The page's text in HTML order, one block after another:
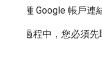
共有 3 種 Google 帳戶
在連結過程中，您必須